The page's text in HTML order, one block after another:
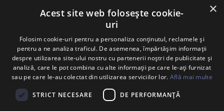
© 2026. Porsche Inter Auto Romania. Toate drepturile rezervate.
Porsche Inter Auto Romania SRL
RO22188461 J2007002067233
B-dul Pipera, nr. 2, Sala 1, Etaj 2, Voluntari, jud.Ilfov - sediu
social
B-dul Pipera, nr. 1/X, Centrul Porsche București – PCB,
Voluntari, jud. Ilfov – punct de lucru
Calea Lugojului, nr. 136, loc. Ghiroda, jud. Timiș – punct de
×
Acest site web folosește cookie-
uri
Folosim cookie-uri pentru a personaliza conținutul, reclamele și
pentru a ne analiza traficul. De asemenea, împărtășim informații
despre utilizarea site-ului nostru cu partenerii noștri de publicitate și
analiză, care le pot combina cu alte informații pe care le-ați furnizat
sau pe care le-au colectat din utilizarea serviciilor lor. Află mai multe
STRICT NECESARE DE PERFORMANȚĂ